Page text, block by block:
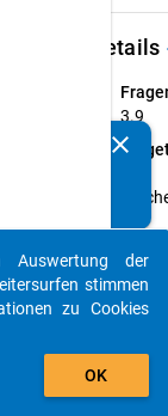
Details
3.9
Sie?
Sie die
an
clear
auto_stories
add_shopping_cart
Auswertung der
stimmen
zu Cookies
OK